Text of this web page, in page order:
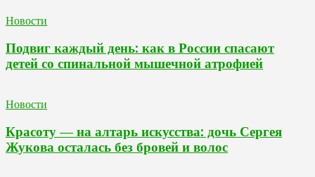
Новости
Подвиг каждый день: как в России спасают
детей со спинальной мышечной атрофией
Новости
Красоту — на алтарь искусства: дочь Сергея
Жукова осталась без бровей и волос